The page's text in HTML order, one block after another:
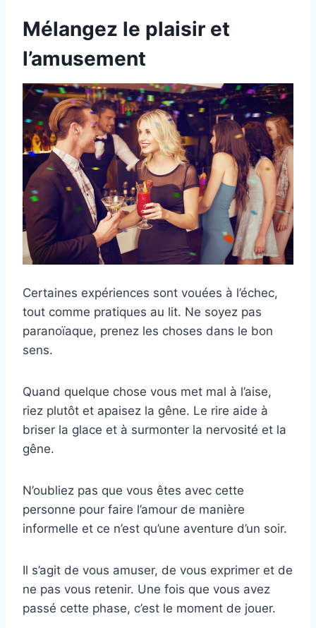
Mélangez le plaisir et
l’amusement
Certaines expériences sont vouées à l’échec,
tout comme pratiques au lit. Ne soyez pas
paranoïaque, prenez les choses dans le bon
sens.
Quand quelque chose vous met mal à l’aise,
riez plutôt et apaisez la gêne. Le rire aide à
briser la glace et à surmonter la nervosité et la
gêne.
N’oubliez pas que vous êtes avec cette
personne pour faire l’amour de manière
informelle et ce n’est qu’une aventure d’un soir.
Il s’agit de vous amuser, de vous exprimer et de
ne pas vous retenir. Une fois que vous avez
passé cette phase, c’est le moment de jouer.